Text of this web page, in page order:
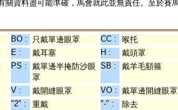
關資料盡可能準確，馬會就此並無責任。至於賽
BO : 只戴單邊眼罩 CC :
喉托
E : 戴耳塞 H :
戴頭罩
PS :
戴單邊半掩防沙眼
罩
SB : 戴羊毛額箍
V : 戴開縫眼罩 VO : 戴單邊開縫眼罩
"2" : 重戴 "-" : 除去